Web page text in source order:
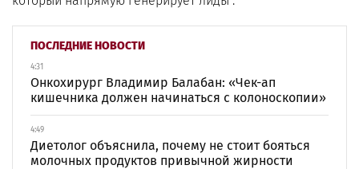
ПОСЛЕДНИЕ НОВОСТИ
4:31
Онкохирург Владимир Балабан: «Чек-ап
кишечника должен начинаться с колоноскопии»
4:49
Диетолог объяснила, почему не стоит бояться
молочных продуктов привычной жирности